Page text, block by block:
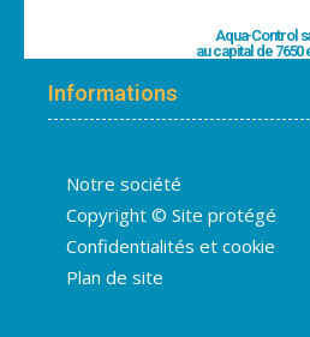
Aqua-Control
au capital de 7650
Informations
Notre société
Copyright © Site protégé
Confidentialités et cookie
Plan de site